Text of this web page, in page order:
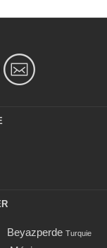
Beyazperde Turquie